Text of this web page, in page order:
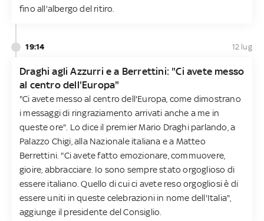
fino all'albergo del ritiro.
19:14 12 lug
Draghi agli Azzurri e a Berrettini: "Ci avete messo
al centro dell'Europa"
"Ci avete messo al centro dell'Europa, come dimostrano
i messaggi di ringraziamento arrivati anche a me in
queste ore". Lo dice il premier Mario Draghi parlando, a
Palazzo Chigi, alla Nazionale italiana e a Matteo
Berrettini. "Ci avete fatto emozionare, commuovere,
gioire, abbracciare. Io sono sempre stato orgoglioso di
essere italiano. Quello di cui ci avete reso orgogliosi è di
essere uniti in queste celebrazioni in nome dell'Italia",
aggiunge il presidente del Consiglio.